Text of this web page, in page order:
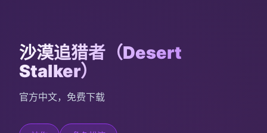
沙漠追猎者（Desert
Stalker）
官方中文，免费下载